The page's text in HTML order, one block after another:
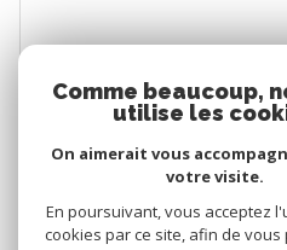
Comme beaucoup,
utilise les
On aimerait vous
votre visite.
En poursuivant, vous acceptez
cookies par ce site, afin de